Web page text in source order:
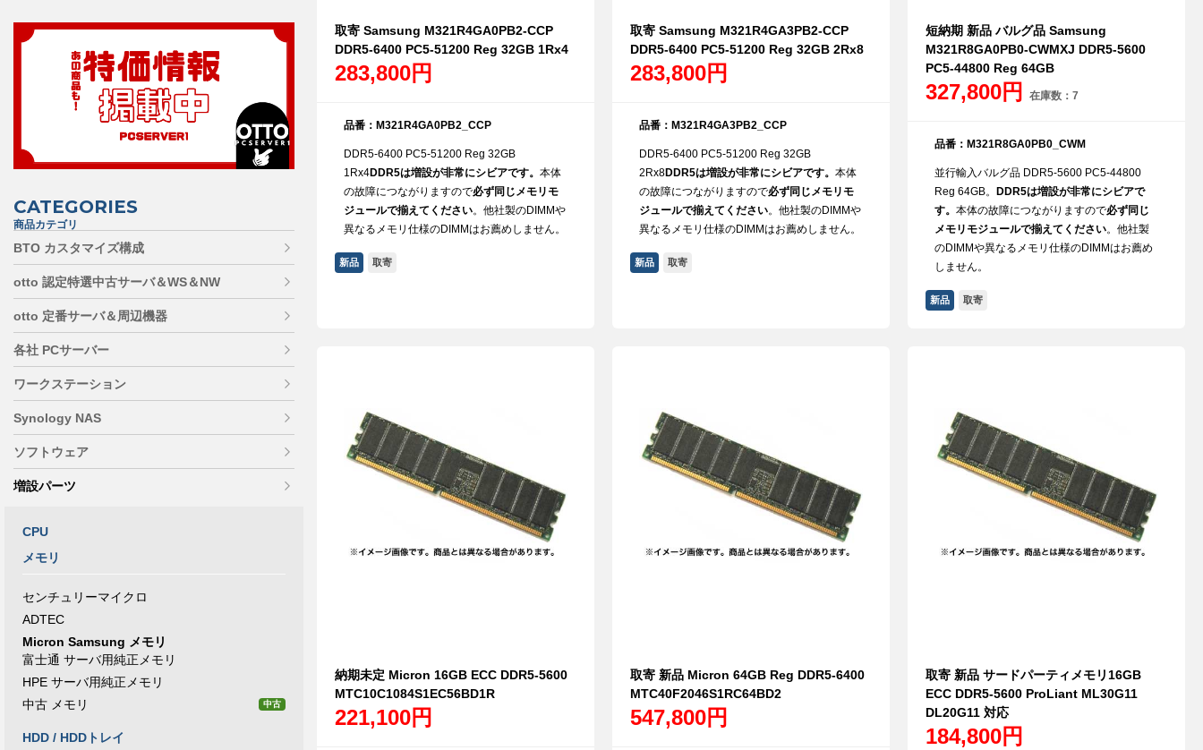
取寄 Samsung M321R4GA0PB2-CCP
DDR5-6400 PC5-51200 Reg 32GB 1Rx4
283,800円
品番：M321R4GA0PB2_CCP
DDR5-6400 PC5-51200 Reg 32GB
1Rx4DDR5は増設が非常にシビアです。 本体
の故障につながりますので必ず同じメモリモ
ジュールで揃えてください。他社製のDIMMや
異なるメモリ仕様のDIMMはお薦めしません。
新品 取寄
取寄 Samsung M321R4GA3PB2-CCP
DDR5-6400 PC5-51200 Reg 32GB 2Rx8
283,800円
品番：M321R4GA3PB2_CCP
DDR5-6400 PC5-51200 Reg 32GB
2Rx8DDR5は増設が非常にシビアです。 本体
の故障につながりますので必ず同じメモリモ
ジュールで揃えてください。他社製のDIMMや
異なるメモリ仕様のDIMMはお薦めしません。
新品 取寄
短納期 新品 バルグ品 Samsung
M321R8GA0PB0-CWMXJ DDR5-5600
PC5-44800 Reg 64GB
327,800円 在庫数：7
品番：M321R8GA0PB0_CWM
並行輸入バルグ品 DDR5-5600 PC5-44800
Reg 64GB。
DDR5は増設が非常にシビアで
す。 本体の故障につながりますので必ず同じ
メモリモジュールで揃えてください。他社製
のDIMMや異なるメモリ仕様のDIMMはお薦め
しません。
新品 取寄
納期未定 Micron 16GB ECC DDR5-5600
MTC10C1084S1EC56BD1R
221,100円
取寄 新品 Micron 64GB Reg DDR5-6400
MTC40F2046S1RC64BD2
547,800円
取寄 新品 サードパーティメモリ16GB
ECC DDR5-5600 ProLiant ML30G11
DL20G11 対応
184,800円
CATEGORIES
商品カテゴリ
BTO カスタマイズ構成
otto 認定特選中古サーバ＆WS＆NW
otto 定番サーバ＆周辺機器
各社 PCサーバー
ワークステーション
Synology NAS
ソフトウェア
増設パーツ
CPU
メモリ
センチュリーマイクロ
ADTEC
Micron Samsung メモリ
富士通 サーバ用純正メモリ
HPE サーバ用純正メモリ
中古 メモリ
中古
HDD / HDDトレイ